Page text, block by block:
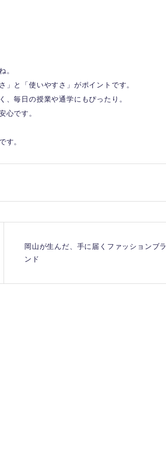
。
と「使いやすさ」がポイントです。
毎日の授業や通学にもぴったり。
心です。
す。
岡山が生んだ、手に届くファッションブラ
ンド